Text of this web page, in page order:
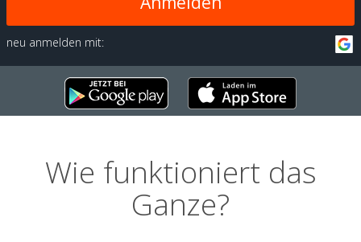
neu anmelden mit:
Wie funktioniert das
Ganze?